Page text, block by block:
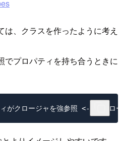
、クラスを作ったように考え
でプロパティを持ち合うときに